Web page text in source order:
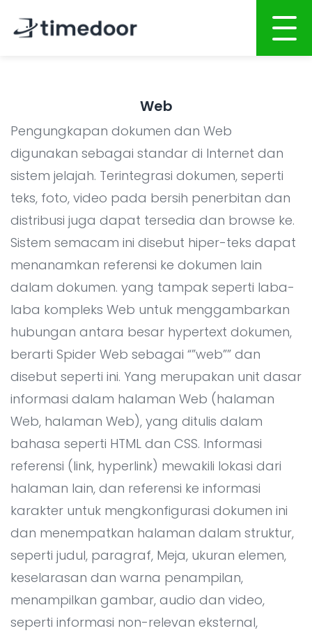
Layanan
PENGEMBANGAN BERBASIS AI
Pengembangan Aplikasi Mobile
Pengembangan Sistem
Integrasi Sistem AI
Semua Layanan Development
Portofolio
Karir
CSR
Blog
Web
Pengungkapan dokumen dan Web
digunakan sebagai standar di Internet dan
sistem jelajah. Terintegrasi dokumen, seperti
teks, foto, video pada bersih penerbitan dan
distribusi juga dapat tersedia dan browse ke.
Sistem semacam ini disebut hiper-teks dapat
menanamkan referensi ke dokumen lain
dalam dokumen. yang tampak seperti laba-
laba kompleks Web untuk menggambarkan
hubungan antara besar hypertext dokumen,
berarti Spider Web sebagai “”web”” dan
disebut seperti ini. Yang merupakan unit dasar
informasi dalam halaman Web (halaman
Web, halaman Web), yang ditulis dalam
bahasa seperti HTML dan CSS. Informasi
referensi (link, hyperlink) mewakili lokasi dari
halaman lain, dan referensi ke informasi
karakter untuk mengkonfigurasi dokumen ini
dan menempatkan halaman dalam struktur,
seperti judul, paragraf, Meja, ukuran elemen,
keselarasan dan warna penampilan,
menampilkan gambar, audio dan video,
seperti informasi non-relevan eksternal,